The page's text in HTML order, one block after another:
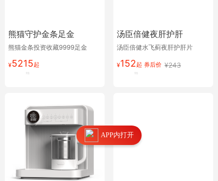
熊猫守护金条足金
熊猫金条投资收藏9999足金
¥5215起
汤臣倍健夜肝护肝
汤臣倍健水飞蓟夜肝护肝片
¥152 起 券后价 ¥243
APP内打开